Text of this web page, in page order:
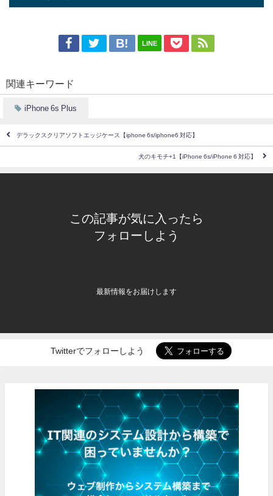
LINE
関連キーワード
iPhone 6s Plus
デラックスクリアソフトエッジケース【iphone 6s/iphone6 対応】
犬のキモチ+1【iPhone 6s/iPhone 6 対応】
この記事が気に入ったら
フォローしよう
最新情報をお届けします
Twitterでフォローしよう